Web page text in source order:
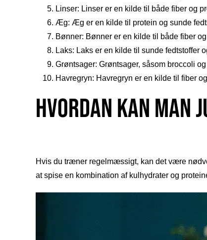
Linser: Linser er en kilde til både fiber og
Æg: Æg er en kilde til protein og sunde
Bønner: Bønner er en kilde til både fiber
Laks: Laks er en kilde til sunde fedtstoffer
Grøntsager: Grøntsager, såsom broccoli
Havregryn: Havregryn er en kilde til fiber
Hvordan kan
Hvis du træner regelmæssigt, kan det være
at spise en kombination af kulhydrater og